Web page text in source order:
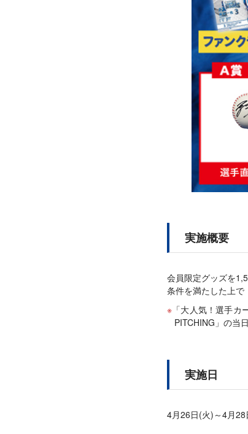
実施概要
会員限定グッズを
条件を満たした上で
「大人気！選手
PITCHING」の当
実施日
4月26日(火)～4月28